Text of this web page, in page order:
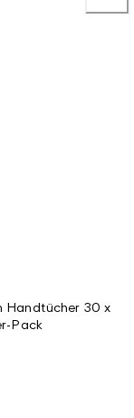
Handtücher 30 x
Pack